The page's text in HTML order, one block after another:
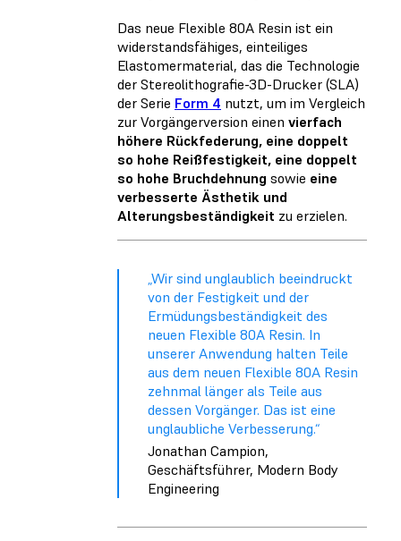
Das neue Flexible 80A Resin ist ein
widerstandsfähiges, einteiliges
Elastomermaterial, das die Technologie
der Stereolithografie-3D-Drucker (SLA)
der Serie Form 4 nutzt, um im Vergleich
zur Vorgängerversion einen vierfach
höhere Rückfederung, eine doppelt
so hohe Reißfestigkeit, eine doppelt
so hohe Bruchdehnung sowie eine
verbesserte Ästhetik und
Alterungsbeständigkeit zu erzielen.
„Wir sind unglaublich beeindruckt
von der Festigkeit und der
Ermüdungsbeständigkeit des
neuen Flexible 80A Resin. In
unserer Anwendung halten Teile
aus dem neuen Flexible 80A Resin
zehnmal länger als Teile aus
dessen Vorgänger. Das ist eine
unglaubliche Verbesserung.“
Jonathan Campion,
Geschäftsführer, Modern Body
Engineering